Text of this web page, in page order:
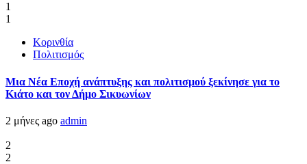
1
1
Κορινθία
Πολιτισμός
Μια Νέα Εποχή ανάπτυξης και πολιτισμού ξεκίνησε για το
Κιάτο και τον Δήμο Σικυωνίων
2 μήνες ago admin
2
2